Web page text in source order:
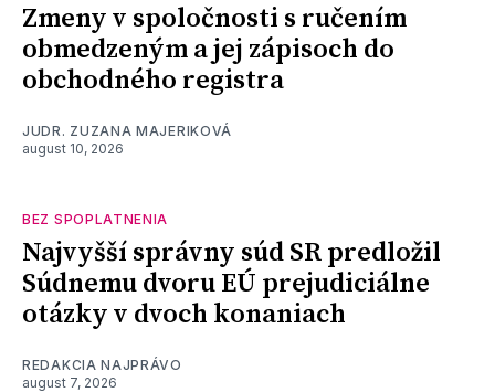
Zmeny v spoločnosti s ručením
obmedzeným a jej zápisoch do
obchodného registra
JUDR. ZUZANA MAJERIKOVÁ
august 10, 2026
BEZ SPOPLATNENIA
Najvyšší správny súd SR predložil
Súdnemu dvoru EÚ prejudiciálne
otázky v dvoch konaniach
REDAKCIA NAJPRÁVO
august 7, 2026